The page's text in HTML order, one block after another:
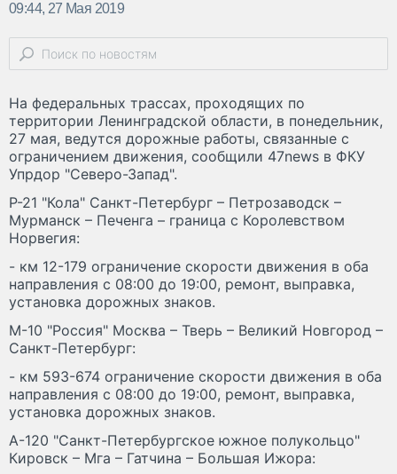
09:44, 27 Мая 2019
На федеральных трассах, проходящих по
территории Ленинградской области, в понедельник,
27 мая, ведутся дорожные работы, связанные с
ограничением движения, сообщили 47news в ФКУ
Упрдор "Северо-Запад".
Р-21 "Кола" Санкт-Петербург – Петрозаводск –
Мурманск – Печенга – граница с Королевством
Норвегия:
- км 12-179 ограничение скорости движения в оба
направления с 08:00 до 19:00, ремонт, выправка,
установка дорожных знаков.
М-10 "Россия" Москва – Тверь – Великий Новгород –
Санкт-Петербург:
- км 593-674 ограничение скорости движения в оба
направления с 08:00 до 19:00, ремонт, выправка,
установка дорожных знаков.
А-120 "Санкт-Петербургское южное полукольцо"
Кировск – Мга – Гатчина – Большая Ижора: